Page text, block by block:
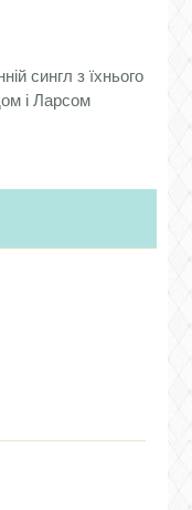
сингл з їхнього
і Ларсом